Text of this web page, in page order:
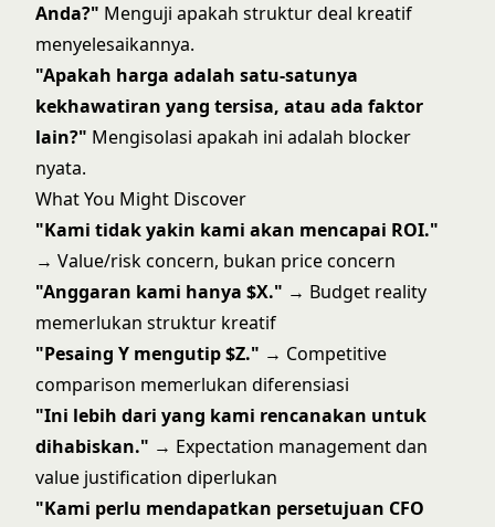
Anda?" Menguji apakah struktur deal kreatif
menyelesaikannya.
"Apakah harga adalah satu-satunya
kekhawatiran yang tersisa, atau ada faktor
lain?" Mengisolasi apakah ini adalah blocker
nyata.
What You Might Discover
"Kami tidak yakin kami akan mencapai ROI."
→ Value/risk concern, bukan price concern
"Anggaran kami hanya $X." → Budget reality
memerlukan struktur kreatif
"Pesaing Y mengutip $Z." → Competitive
comparison memerlukan diferensiasi
"Ini lebih dari yang kami rencanakan untuk
dihabiskan." → Expectation management dan
value justification diperlukan
"Kami perlu mendapatkan persetujuan CFO